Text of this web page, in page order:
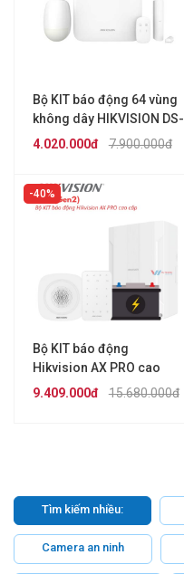
Bộ KIT báo động 64 vùng
không dây HIKVISION DS-
PWA64-Kit-WB7.900.000đ
4.020.000đ
40%
Bộ KIT báo động
Hikvision AX PRO cao
cấp M2H (Gen2)15.680.000đ
9.409.000đ
Tìm kiếm nhiều:
Camera an ninh